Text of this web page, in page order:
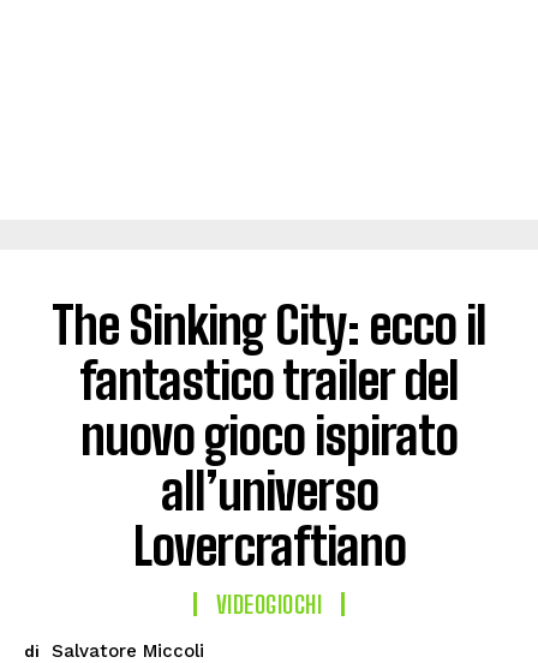
The Sinking City: ecco il
fantastico trailer del
nuovo gioco ispirato
all’universo
Lovercraftiano
VIDEOGIOCHI
di Salvatore Miccoli